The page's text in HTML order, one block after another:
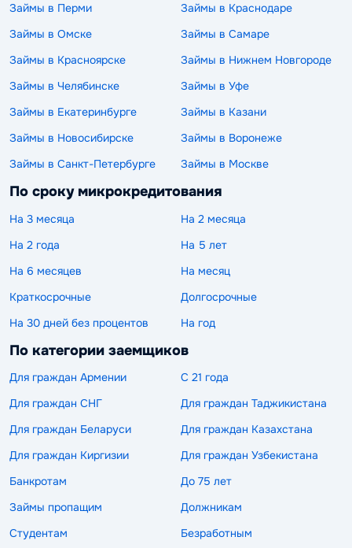
Займы в Перми
Займы в Краснодаре
Займы в Омске
Займы в Самаре
Займы в Красноярске
Займы в Нижнем Новгороде
Займы в Челябинске
Займы в Уфе
Займы в Екатеринбурге
Займы в Казани
Займы в Новосибирске
Займы в Воронеже
Займы в Санкт-Петербурге
Займы в Москве
По сроку микрокредитования
На 3 месяца
На 2 месяца
На 2 года
На 5 лет
На 6 месяцев
На месяц
Краткосрочные
Долгосрочные
На 30 дней без процентов
На год
По категории заемщиков
Для граждан Армении
С 21 года
Для граждан СНГ
Для граждан Таджикистана
Для граждан Беларуси
Для граждан Казахстана
Для граждан Киргизии
Для граждан Узбекистана
Банкротам
До 75 лет
Займы пропащим
Должникам
Студентам
Безработным